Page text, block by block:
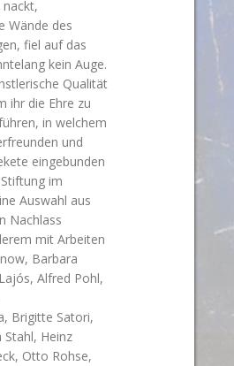
Wände des
fiel auf das
kein Auge.
Qualität
ihr die Ehre zu
in welchem
und
eingebunden
im
Auswahl aus
Nachlass
mit Arbeiten
Barbara
Alfred Pohl,
Brigitte Satori,
Stahl, Heinz
Otto Rohse,